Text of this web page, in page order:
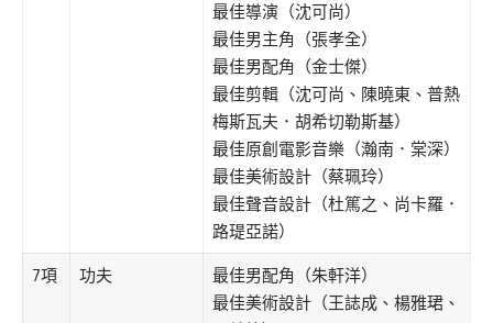
最佳導演（沈可尚）
最佳男主角（張孝全）
最佳男配角（金士傑）
最佳剪輯（沈可尚、陳曉東、普熱
梅斯瓦夫．胡希切勒斯基）
最佳原創電影音樂（瀚南．棠深）
最佳美術設計（蔡珮玲）
最佳聲音設計（杜篤之、尚卡羅．
路瑅亞諾）
7項 功夫
最佳男配角（朱軒洋）
最佳美術設計（王誌成、楊雅珺、